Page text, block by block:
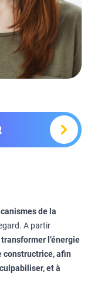
de la
A partir
l’énergie
constructrice, afin
et à